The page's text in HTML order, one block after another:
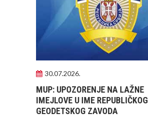
30.07.2026.
MUP: UPOZORENJE NA LAŽNE
IMEJLOVE U IME REPUBLIČKOG
GEODETSKOG ZAVODA